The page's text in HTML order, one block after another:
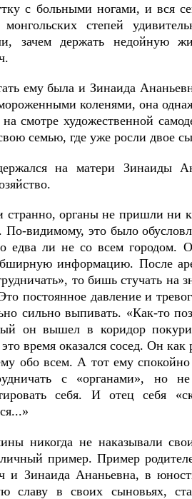
с больными ногами, и вся
степей
зачем держать недойную
ему была и Зинаида
коленями, она
на смотре художественной
семью, где уже росли двое
на матери Зинаиды
странно, органы не пришли ни
По-видимому, это было
едва ли не со всем
информацию. После
то бишь стучать
постоянное давление и
сильно выпивать. «Как-то
он вышел в коридор
время оказался сосед. Он
обо всем. А тот ему
с «органами», но
себя. И отец себя
никогда не наказывали
пример. Пример
и Зинаида Ананьевна, в
славу в своих сыновьях,